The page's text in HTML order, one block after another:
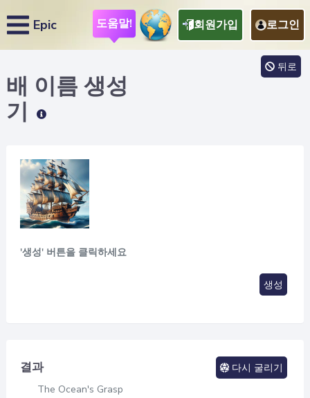
Epic 도움말! 회원가입 로그인
배 이름 생성
기
뒤로
'생성' 버튼을 클릭하세요
생성
결과
다시 굴리기
The Ocean's Grasp